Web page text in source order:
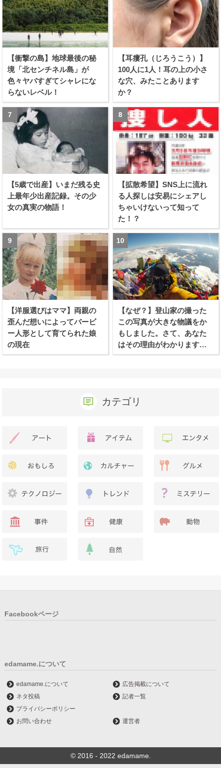
【衝撃の島】地球最後の秘
境「北センチネル島」が
色々ヤバすぎてシャレにな
らないレベル！
【耳瘻孔（じろうこう）】
100人に1人！耳の上の小さ
な穴、みたことあります
か？
【5歳で出産】いまだ残る史
上最年少出産記録。その少
女の真実の物語！
【拡散希望】SNS上に流れ
る人探しは安易にシェアし
ちゃいけないって知って
た！？
【洋服選びはママ】両親の
歪んだ想いによってバービ
ー人形として育てられた娘
の現在
【なぜ？】登山家の撮った
この写真が大きな物議をか
もしました。さて、あなた
はその理由がわかります
か？
カテゴリ
Facebookページ
edamame.について
edamame.について
広告掲載について
ネタ投稿
記者一覧
プライバシーポリシー
お問い合わせ
運営者
© 2016 - 2022 edamame.